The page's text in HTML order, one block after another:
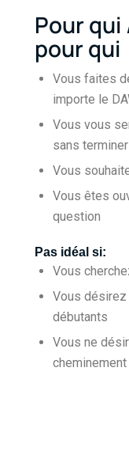
Pour qui
pour qui
Vous faites
importe le
Vous vous
sans
Vous
Vous êtes
question
Pas idéal si:
Vous
Vous
débutants
Vous ne
cheminement